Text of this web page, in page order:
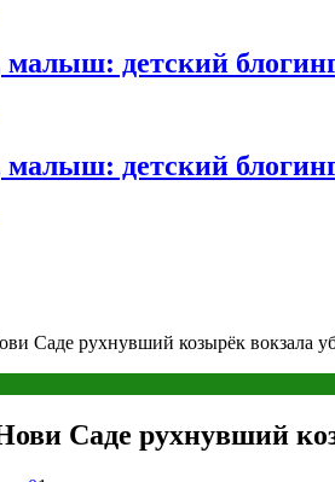
малыш: детский
малыш: детский
Саде рухнувший козырёк вокзала
Саде рухнувший